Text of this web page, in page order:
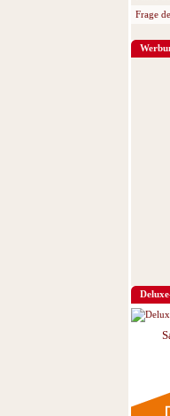
Frage